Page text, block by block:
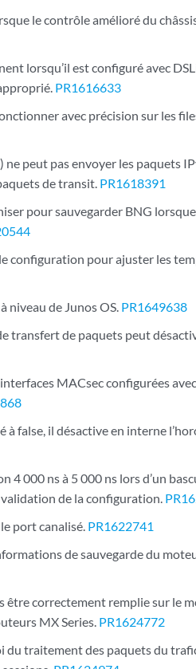
le contrôle amélioré du
lorsqu’il est configuré avec
PR1616633
avec précision sur les
peut pas envoyer les paquets
de transit. PR1618391
pour sauvegarder BNG
configuration pour ajuster les
niveau de Junos OS. PR1649638
transfert de paquets peut
MACsec configurées
false, il désactive en interne
4 000 ns à 5 000 ns lors d’un
de la configuration.
port canalisé. PR1622741
de sauvegarde du
être correctement remplie sur le
MX Series. PR1624772
du traitement des paquets du